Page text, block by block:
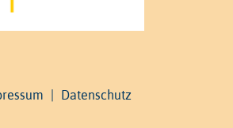
Datenschutz